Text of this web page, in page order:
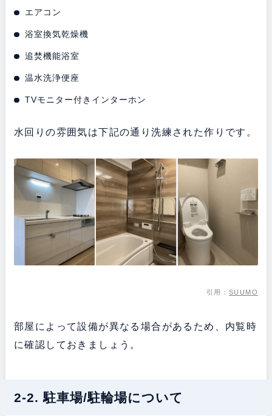
エアコン
浴室換気乾燥機
追焚機能浴室
温水洗浄便座
TVモニター付きインターホン
水回りの雰囲気は下記の通り洗練された作りです。
引用：SUUMO
部屋によって設備が異なる場合があるため、内覧時
に確認しておきましょう。
2-2. 駐車場/駐輪場について